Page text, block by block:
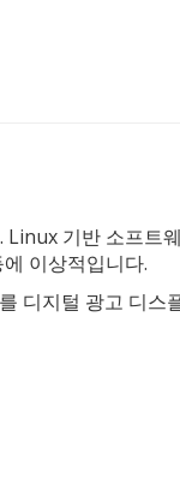
기반 소프트
이상적입니다.
디지털 광고 디스